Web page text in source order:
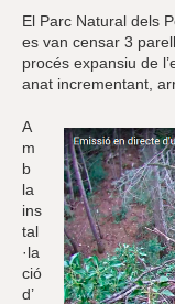
El Parc Natural dels
es van censar 3
procés expansiu de
anat incrementant,
A
m
b
la
ins
tal
·la
ció
d’